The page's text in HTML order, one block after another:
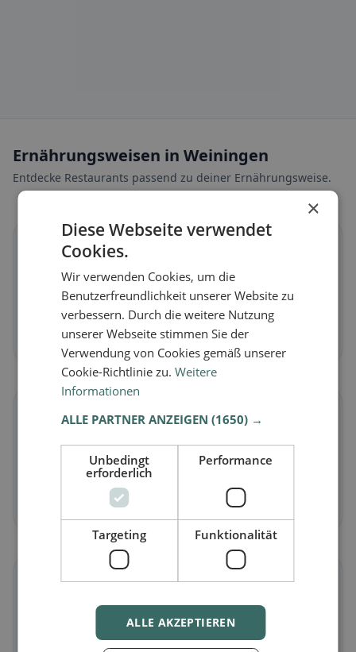
Ernährungsweisen in Weiningen
Entdecke Restaurants passend zu deiner Ernährungsweise.
Vegan in Weiningen
Pflanzliche Gerichte & vegane Küche
Jetzt entdecken →
🥕
Vegetarischin Weiningen
Fleischlose Gerichte & vegetarische Klassiker
Jetzt entdecken →
🌾
in Weiningen
Glutenfreie Optionen & Community-Tipps
×
Diese Webseite verwendet
Cookies.
Wir verwenden Cookies, um die
Benutzerfreundlichkeit unserer Website zu
verbessern. Durch die weitere Nutzung
unserer Webseite stimmen Sie der
Verwendung von Cookies gemäß unserer
Cookie-Richtlinie zu.Weitere
Informationen
ALLE PARTNER ANZEIGEN(1650) →
Unbedingt
erforderlich
Performance
Targeting Funktionalität
ALLE AKZEPTIEREN